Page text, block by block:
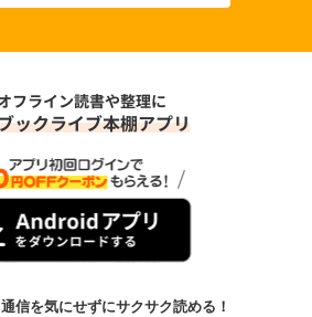
通信を気にせずにサクサク読める！